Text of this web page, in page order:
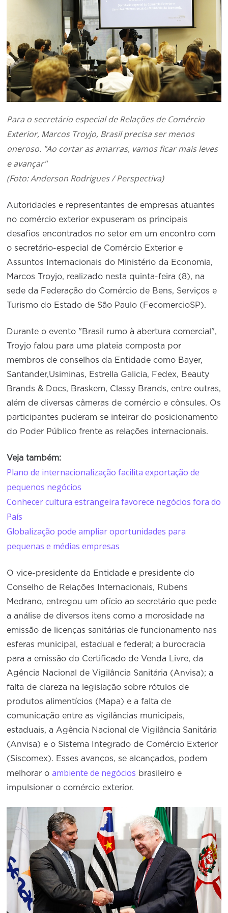
Conselho de Sustentabilidade
Conselho de Comércio Eletrônico
Para o secretário especial de Relações de Comércio
Exterior, Marcos Troyjo, Brasil precisa ser menos
oneroso. "Ao cortar as amarras, vamos ficar mais leves
e avançar"
(Foto: Anderson Rodrigues / Perspectiva)
Autoridades e representantes de empresas atuantes
no comércio exterior expuseram os principais
desafios encontrados no setor em um encontro com
o secretário-especial de Comércio Exterior e
Assuntos Internacionais do Ministério da Economia,
Marcos Troyjo, realizado nesta quinta-feira (8), na
sede da Federação do Comércio de Bens, Serviços e
Turismo do Estado de São Paulo (FecomercioSP).
Durante o evento "Brasil rumo à abertura comercial",
Troyjo falou para uma plateia composta por
membros de conselhos da Entidade como Bayer,
Santander,Usiminas, Estrella Galicia, Fedex, Beauty
Brands & Docs, Braskem, Classy Brands, entre outras,
além de diversas câmeras de comércio e cônsules. Os
participantes puderam se inteirar do posicionamento
do Poder Público frente as relações internacionais.
Veja também:
Plano de internacionalização facilita exportação de
pequenos negócios
Conhecer cultura estrangeira favorece negócios fora do
País
Globalização pode ampliar oportunidades para
pequenas e médias empresas
O vice-presidente da Entidade e presidente do
Conselho de Relações Internacionais, Rubens
Medrano, entregou um ofício ao secretário que pede
a análise de diversos itens como a morosidade na
emissão de licenças sanitárias de funcionamento nas
esferas municipal, estadual e federal; a burocracia
para a emissão do Certificado de Venda Livre, da
Agência Nacional de Vigilância Sanitária (Anvisa); a
falta de clareza na legislação sobre rótulos de
produtos alimentícios (Mapa) e a falta de
comunicação entre as vigilâncias municipais,
estaduais, a Agência Nacional de Vigilância Sanitária
(Anvisa) e o Sistema Integrado de Comércio Exterior
(Siscomex). Esses avanços, se alcançados, podem
melhorar oambiente de negócios brasileiro e
impulsionar o comércio exterior.